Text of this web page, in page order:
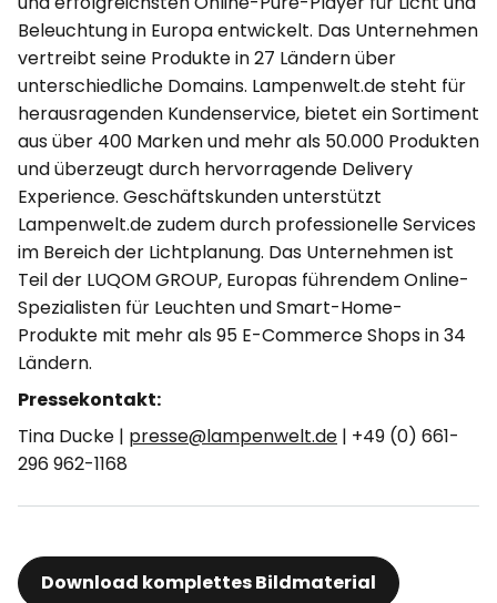
Beleuchtung in Europa entwickelt. Das Unternehmen
vertreibt seine Produkte in 27 Ländern über
unterschiedliche Domains. Lampenwelt.de steht für
herausragenden Kundenservice, bietet ein Sortiment
aus über 400 Marken und mehr als 50.000 Produkten
und überzeugt durch hervorragende Delivery
Experience. Geschäftskunden unterstützt
Lampenwelt.de zudem durch professionelle Services
im Bereich der Lichtplanung. Das Unternehmen ist
Teil der LUQOM GROUP, Europas führendem Online-
Spezialisten für Leuchten und Smart-Home-
Produkte mit mehr als 95 E-Commerce Shops in 34
Ländern.
Pressekontakt:
Tina Ducke | presse@lampenwelt.de | +49 (0) 661-
296 962-1168
Download komplettes Bildmaterial